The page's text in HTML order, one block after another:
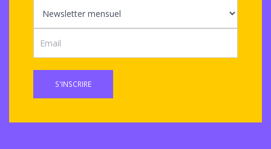
S'INSCRIRE